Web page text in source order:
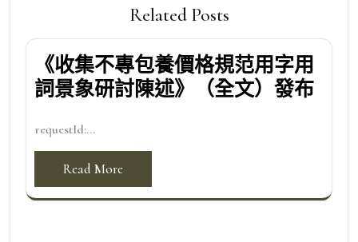
Related Posts
《收集不專包養價格規范用字用
詞景象研討陳述》（全文）發布
requestId:...
Read More